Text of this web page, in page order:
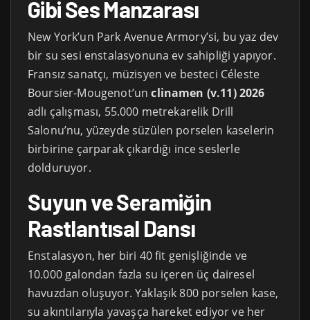
Gibi Ses Manzarası
New York’un Park Avenue Armory’si, bu yaz dev
bir su sesi enstalasyonuna ev sahipliği yapıyor.
Fransız sanatçı, müzisyen ve besteci Céleste
Boursier-Mougenot’unclinamen (v.11) 2026
adlı çalışması, 55.000 metrekarelik Drill
Salonu’nu, yüzeyde süzülen porselen kaselerin
birbirine çarparak çıkardığı ince seslerle
dolduruyor.
Suyun ve Seramiğin
Rastlantısal Dansı
Enstalasyon, her biri 40 fit genişliğinde ve
10.000 galondan fazla su içeren üç dairesel
havuzdan oluşuyor. Yaklaşık 800 porselen kase,
su akıntılarıyla yavaşça hareket ediyor ve her